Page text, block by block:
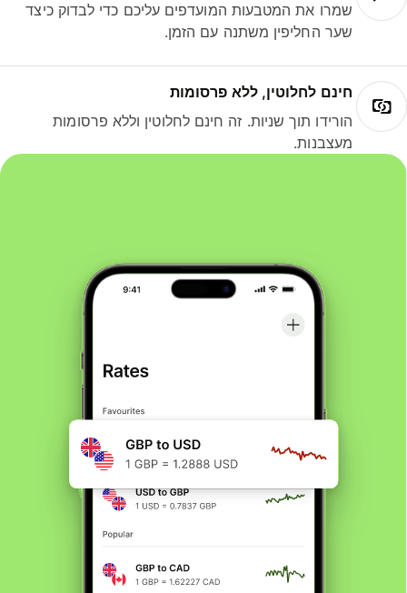
שמרו את המטבעות המועדפים עליכם כדי לבדוק כיצד
שער החליפין משתנה עם הזמן.
חינם לחלוטין, ללא פרסומות
הורידו תוך שניות. זה חינם לחלוטין וללא פרסומות
מעצבנות.